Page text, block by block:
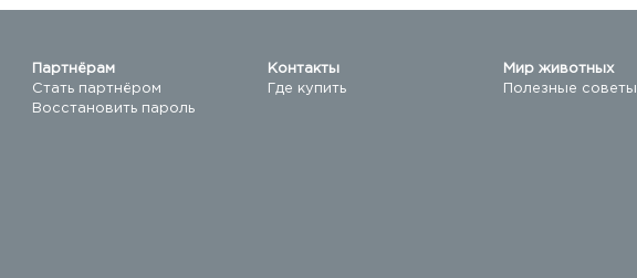
Партнёрам
Стать партнёром
Восстановить пароль
Контакты
Где купить
Мир животных
Полезные советы